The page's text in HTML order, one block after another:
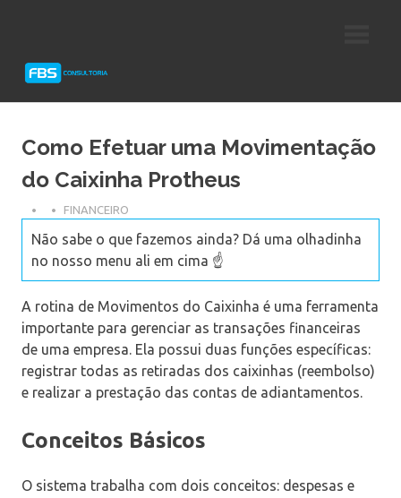
Protheus
Como Efetuar uma Movimentação
do Caixinha Protheus
FINANCEIRO
Não sabe o que fazemos ainda? Dá uma olhadinha
no nosso menu ali em cima ☝️
A rotina de Movimentos do Caixinha é uma ferramenta
importante para gerenciar as transações financeiras
de uma empresa. Ela possui duas funções específicas:
registrar todas as retiradas dos caixinhas (reembolso)
e realizar a prestação das contas de adiantamentos.
Conceitos Básicos
O sistema trabalha com dois conceitos: despesas e